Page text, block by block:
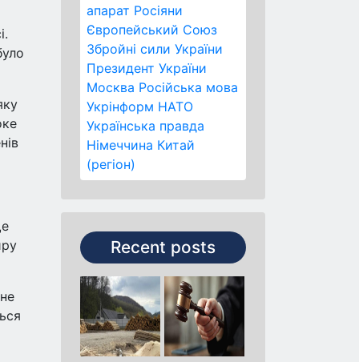
апарат Росіяни
Європейський Союз
Збройні сили України
Президент України
Москва Російська мова
Укрінформ НАТО
Українська правда
Німеччина Китай
(регіон)
Recent posts